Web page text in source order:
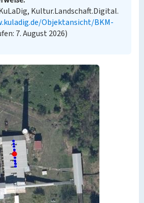
Kultur.Landschaft.Digital.
Objektansicht/BKM-
7. August 2026)